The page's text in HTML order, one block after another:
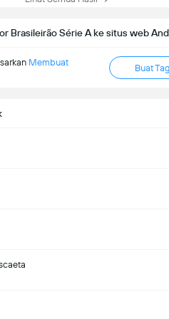
Brasileirão Série A ke situs web
Membuat
Buat